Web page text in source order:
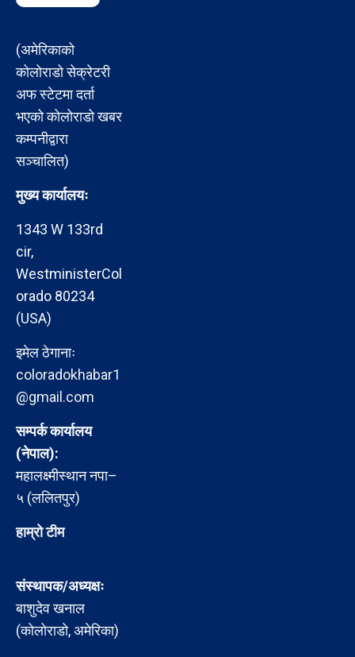
(अमेरिकाको
कोलोराडो सेक्रेटरी
अफ स्टेटमा दर्ता
भएको कोलोराडो खबर
कम्पनीद्वारा
सञ्चालित)
मुख्य कार्यालयः
1343 W 133rd
cir,
WestministerCol
orado 80234
(USA)
इमेल ठेगानाः
coloradokhabar1
@gmail.com
सम्पर्क कार्यालय
(नेपाल):
महालक्ष्मीस्थान नपा–
५ (ललितपुर)
हाम्रो टीम
संस्थापक/अध्यक्षः
बाशुदेव खनाल
(कोलोराडो, अमेरिका)